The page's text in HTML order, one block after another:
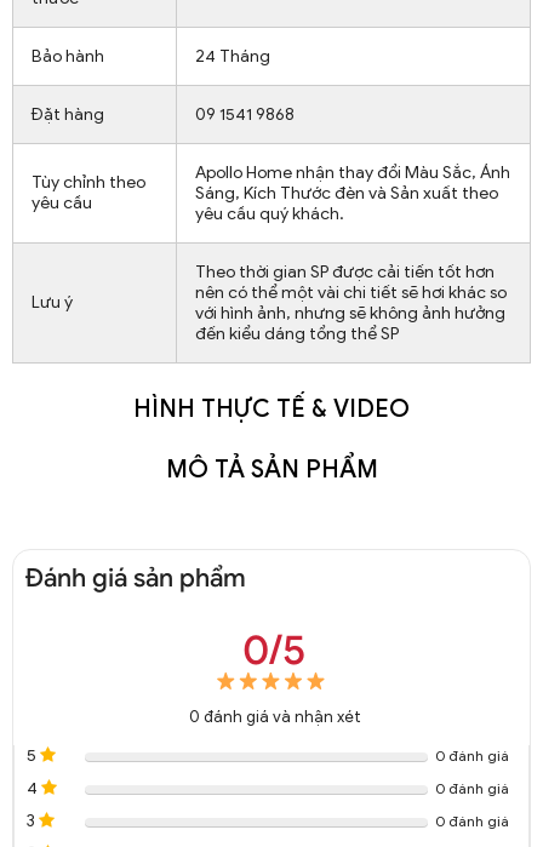
Bảo hành 24 Tháng
Đặt hàng 09 1541 9868
Tùy chỉnh theo
yêu cầu
Apollo Home nhận thay đổi Màu Sắc, Ánh
Sáng, Kích Thước đèn và Sản xuất theo
yêu cầu quý khách.
Lưu ý
Theo thời gian SP được cải tiến tốt hơn
nên có thể một vài chi tiết sẽ hơi khác so
với hình ảnh, nhưng sẽ không ảnh hưởng
đến kiểu dáng tổng thể SP
HÌNH THỰC TẾ & VIDEO
MÔ TẢ SẢN PHẨM
Đánh giá sản phẩm
0/5
0 đánh giá và nhận xét
5
0 đánh giá
4 0 đánh giá
3 0 đánh giá